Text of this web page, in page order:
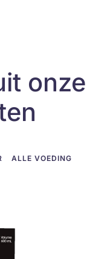
onze
ALLE VOEDING